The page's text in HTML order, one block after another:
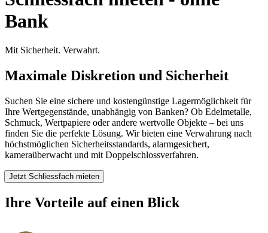
Bank
Mit Sicherheit. Verwahrt.
Maximale Diskretion und Sicherheit
Suchen Sie eine sichere und kostengünstige Lagermöglichkeit für
Ihre Wertgegenstände, unabhängig von Banken? Ob Edelmetalle,
Schmuck, Wertpapiere oder andere wertvolle Objekte – bei uns
finden Sie die perfekte Lösung. Wir bieten eine Verwahrung nach
höchstmöglichen Sicherheitsstandards, alarmgesichert,
kameraüberwacht und mit Doppelschlossverfahren.
Jetzt Schliessfach mieten
Ihre Vorteile auf einen Blick